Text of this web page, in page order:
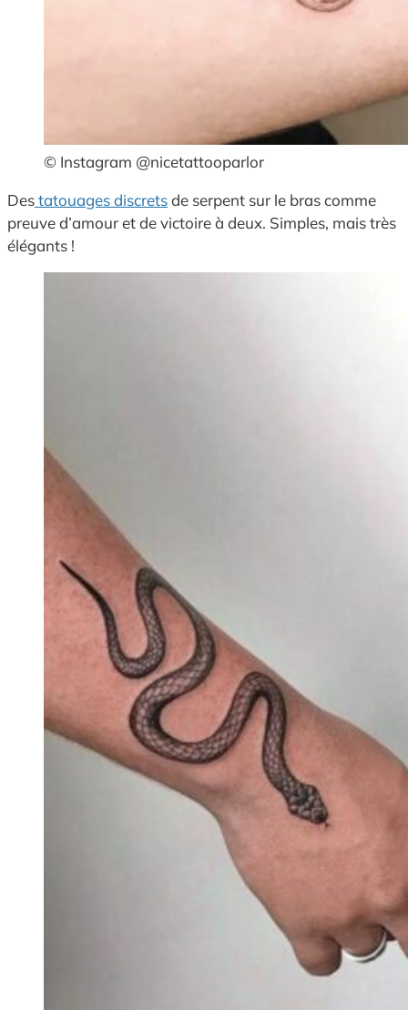
© Instagram @nicetattooparlor
Destatouages discretsde serpent sur le bras comme
preuve d’amour et de victoire à deux. Simples, mais très
élégants !